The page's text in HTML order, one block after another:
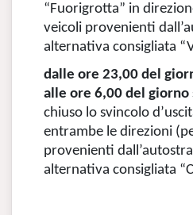
“Fuorigrotta” in
veicoli provenienti
alternativa consigliata
dalle ore 23,00 del
alle ore 6,00 del giorno
chiuso lo svincolo
entrambe le direzioni
provenienti
alternativa consigliata